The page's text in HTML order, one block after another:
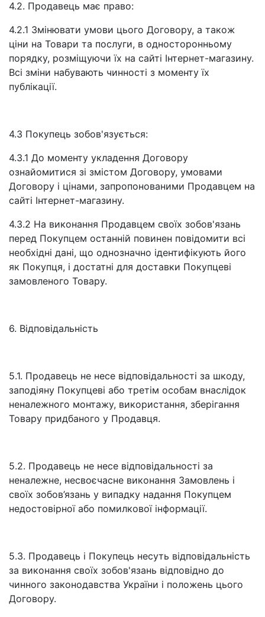
4.2. Продавець має право:
4.2.1 Змінювати умови цього Договору, а також
ціни на Товари та послуги, в односторонньому
порядку, розміщуючи їх на сайті Інтернет-магазину.
Всі зміни набувають чинності з моменту їх
публікації.
4.3 Покупець зобов'язується:
4.3.1 До моменту укладення Договору
ознайомитися зі змістом Договору, умовами
Договору і цінами, запропонованими Продавцем на
сайті Інтернет-магазину.
4.3.2 На виконання Продавцем своїх зобов'язань
перед Покупцем останній повинен повідомити всі
необхідні дані, що однозначно ідентифікують його
як Покупця, і достатні для доставки Покупцеві
замовленого Товару.
6. Відповідальність
5.1. Продавець не несе відповідальності за шкоду,
заподіяну Покупцеві або третім особам внаслідок
неналежного монтажу, використання, зберігання
Товару придбаного у Продавця.
5.2. Продавець не несе відповідальності за
неналежне, несвоєчасне виконання Замовлень і
своїх зобов’язань у випадку надання Покупцем
недостовірної або помилкової інформації.
5.3. Продавець і Покупець несуть відповідальність
за виконання своїх зобов'язань відповідно до
чинного законодавства України і положень цього
Договору.